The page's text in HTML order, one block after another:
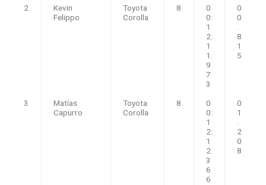
2
Kevin
Felippo
Toyota
Corolla
8
0
0:
1
2:
1
1.
9
7
3
0
0
.
8
1
5
3
Matías
Capurro
Toyota
Corolla
8
0
0:
1
2:
1
2.
3
6
6
0
1
.
2
0
8